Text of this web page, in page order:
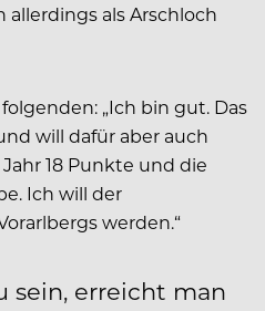
als Arschloch
„Ich bin gut. Das
will dafür aber auch
18 Punkte und die
Ich will der
werden.“
sein, erreicht man